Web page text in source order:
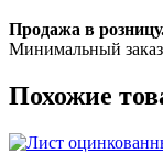
Продажа в
Минимальный заказ
Похожие